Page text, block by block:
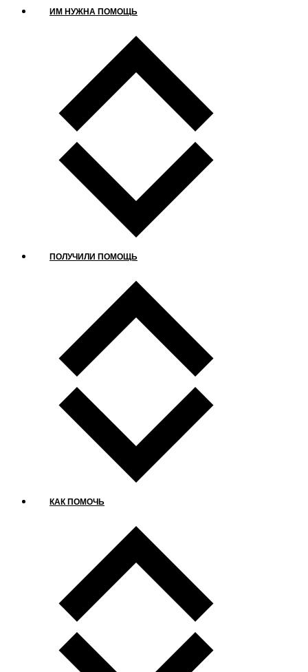
ИМ НУЖНА ПОМОЩЬ
ПОЛУЧИЛИ ПОМОЩЬ
КАК ПОМОЧЬ